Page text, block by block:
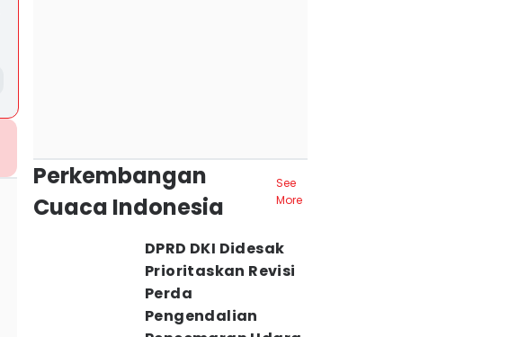
Perkembangan
Cuaca Indonesia
See
More
DPRD DKI Didesak
Prioritaskan Revisi
Perda
Pengendalian